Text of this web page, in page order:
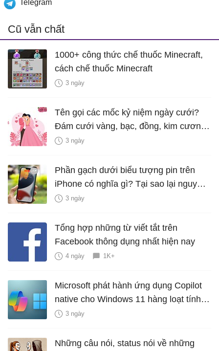
Telegram
Cũ vẫn chất
1000+ công thức chế thuốc Minecraft,
cách chế thuốc Minecraft
3 ngày
Tên gọi các mốc kỷ niệm ngày cưới?
Đám cưới vàng, bạc, đồng, kim cương
là bao nhiêu năm?
3 ngày
Phần gạch dưới biểu tượng pin trên
iPhone có nghĩa gì? Tại sao lại nguy
hiểm?
3 ngày
Tổng hợp những từ viết tắt trên
Facebook thông dụng nhất hiện nay
4 ngày 1K+
Microsoft phát hành ứng dụng Copilot
native cho Windows 11 hàng loạt tính
năng mới Hữu Ích
3 ngày
Những câu nói, status nói về những